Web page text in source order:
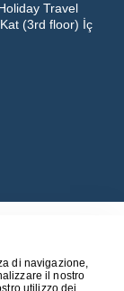
Travel
(3rd floor) İç
di navigazione,
il nostro
utilizzo dei